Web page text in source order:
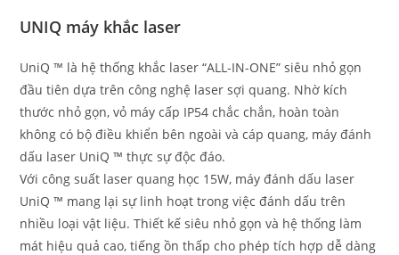
UNIQ máy khắc laser
UniQ ™ là hệ thống khắc laser “ALL-IN-ONE” siêu nhỏ gọn
đầu tiên dựa trên công nghệ laser sợi quang. Nhờ kích
thước nhỏ gọn, vỏ máy cấp IP54 chắc chắn, hoàn toàn
không có bộ điều khiển bên ngoài và cáp quang, máy đánh
dấu laser UniQ ™ thực sự độc đáo.
Với công suất laser quang học 15W, máy đánh dấu laser
UniQ ™ mang lại sự linh hoạt trong việc đánh dấu trên
nhiều loại vật liệu. Thiết kế siêu nhỏ gọn và hệ thống làm
mát hiệu quả cao, tiếng ồn thấp cho phép tích hợp dễ dàng